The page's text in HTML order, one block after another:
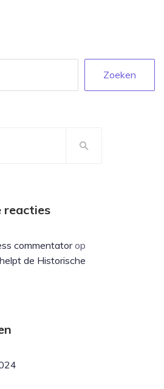
Zoeken
reacties
commentatorop
de Historische